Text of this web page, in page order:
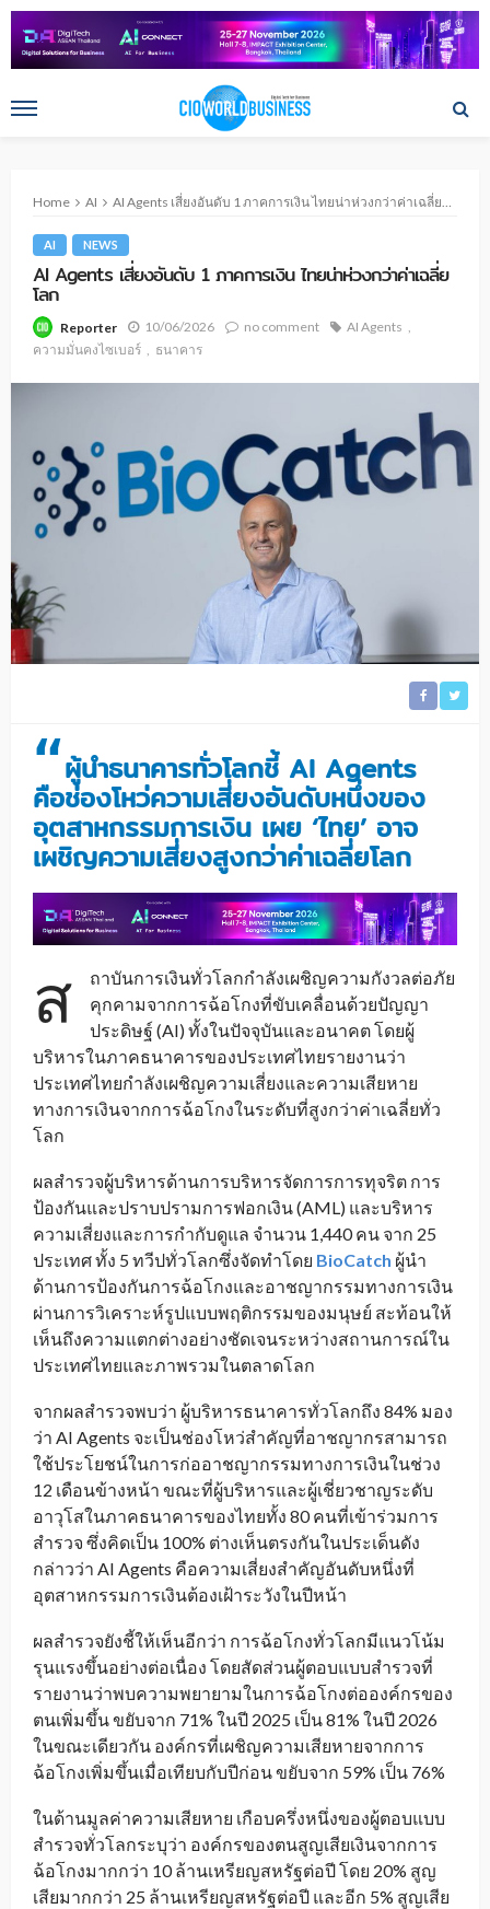
Home AI AI Agents เสี่ยงอันดับ 1 ภาคการเงิน ไทยน่าห่วงกว่าค่าเฉลี่ยโลก
AI NEWS
AI Agents เสี่ยงอันดับ 1 ภาคการเงิน ไทยน่าห่วงกว่าค่าเฉลี่ย
โลก
Reporter 10/06/2026 no comment
AI Agents
ความมั่นคงไซเบอร์
ธนาคาร
“ผู้นำธนาคารทั่วโลกชี้ AI Agents
คือช่องโหว่ความเสี่ยงอันดับหนึ่งของ
อุตสาหกรรมการเงิน เผย ‘ไทย’ อาจ
เผชิญความเสี่ยงสูงกว่าค่าเฉลี่ยโลก
ส
ถาบันการเงินทั่วโลกกำลังเผชิญความกังวลต่อภัย
คุกคามจากการฉ้อโกงที่ขับเคลื่อนด้วยปัญญา
ประดิษฐ์ (AI) ทั้งในปัจจุบันและอนาคต โดยผู้
บริหารในภาคธนาคารของประเทศไทยรายงานว่า
ประเทศไทยกำลังเผชิญความเสี่ยงและความเสียหาย
ทางการเงินจากการฉ้อโกงในระดับที่สูงกว่าค่าเฉลี่ยทั่ว
โลก
ผลสำรวจผู้บริหารด้านการบริหารจัดการการทุจริต การ
ป้องกันและปราบปรามการฟอกเงิน (AML) และบริหาร
ความเสี่ยงและการกำกับดูแล จำนวน 1,440 คน จาก 25
ประเทศ ทั้ง 5 ทวีปทั่วโลกซึ่งจัดทำโดย BioCatch ผู้นำ
ด้านการป้องกันการฉ้อโกงและอาชญากรรมทางการเงิน
ผ่านการวิเคราะห์รูปแบบพฤติกรรมของมนุษย์ สะท้อนให้
เห็นถึงความแตกต่างอย่างชัดเจนระหว่างสถานการณ์ใน
ประเทศไทยและภาพรวมในตลาดโลก
จากผลสำรวจพบว่า ผู้บริหารธนาคารทั่วโลกถึง 84% มอง
ว่า AI Agents จะเป็นช่องโหว่สำคัญที่อาชญากรสามารถ
ใช้ประโยชน์ในการก่ออาชญากรรมทางการเงินในช่วง
12 เดือนข้างหน้า ขณะที่ผู้บริหารและผู้เชี่ยวชาญระดับ
อาวุโสในภาคธนาคารของไทยทั้ง 80 คนที่เข้าร่วมการ
สำรวจ ซึ่งคิดเป็น 100% ต่างเห็นตรงกันในประเด็นดัง
กล่าวว่า AI Agents คือความเสี่ยงสำคัญอันดับหนึ่งที่
อุตสาหกรรมการเงินต้องเฝ้าระวังในปีหน้า
ผลสำรวจยังชี้ให้เห็นอีกว่า การฉ้อโกงทั่วโลกมีแนวโน้ม
รุนแรงขึ้นอย่างต่อเนื่อง โดยสัดส่วนผู้ตอบแบบสำรวจที่
รายงานว่าพบความพยายามในการฉ้อโกงต่อองค์กรของ
ตนเพิ่มขึ้น ขยับจาก 71% ในปี 2025 เป็น 81% ในปี 2026
ในขณะเดียวกัน องค์กรที่เผชิญความเสียหายจากการ
ฉ้อโกงเพิ่มขึ้นเมื่อเทียบกับปีก่อน ขยับจาก 59% เป็น 76%
ในด้านมูลค่าความเสียหาย เกือบครึ่งหนึ่งของผู้ตอบแบบ
สำรวจทั่วโลกระบุว่า องค์กรของตนสูญเสียเงินจากการ
ฉ้อโกงมากกว่า 10 ล้านเหรียญสหรัฐต่อปี โดย 20% สูญ
เสียมากกว่า 25 ล้านเหรียญสหรัฐต่อปี และอีก 5% สูญเสีย